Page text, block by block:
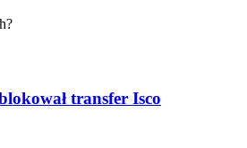
transfer Isco